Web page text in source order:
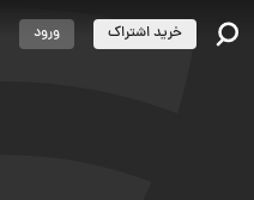
خرید اشتراک ورود